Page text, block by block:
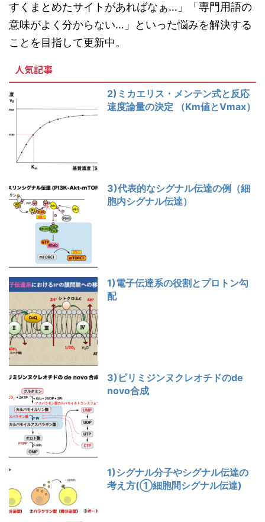
すくまとめたサイトがあればなぁ…」「専門用語の
意味がよく分からない…」といった悩みを解決する
ことを目指して更新中。
人気記事
2)ミカエリス・メンテン式と反応
速度論量の決定 （Km値とVmax）
3)代表的なシグナル伝達の例（細
胞内シグナル伝達）
1)電子伝達系の役割とプロトン勾
配
3)ピリミジンヌクレオチドのde
novo合成
1)シグナル分子やシグナル伝達の
考え方(①細胞間シグナル伝達)